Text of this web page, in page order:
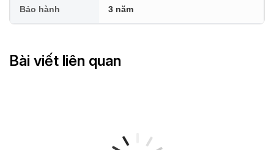
Bảo hành 3 năm
Bài viết liên quan